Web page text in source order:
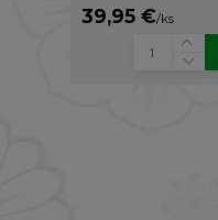
39,95 €/ks